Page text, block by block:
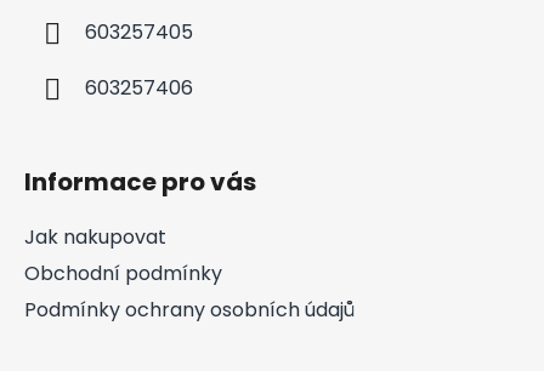
603257405
603257406
Informace pro vás
Jak nakupovat
Obchodní podmínky
Podmínky ochrany osobních údajů